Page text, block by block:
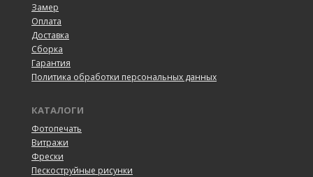
Замер
Оплата
Доставка
Сборка
Гарантия
Политика обработки персональных данных
КАТАЛОГИ
Фотопечать
Витражи
Фрески
Пескоструйные рисунки